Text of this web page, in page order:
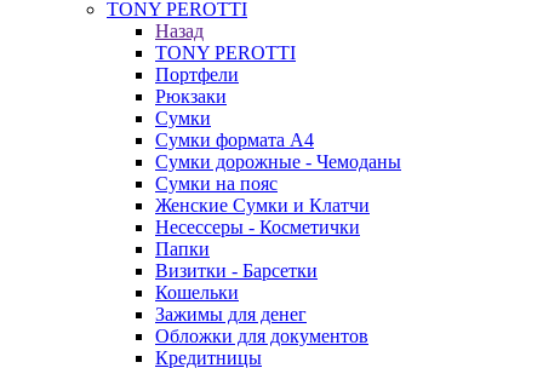
TONY PEROTTI
Назад
TONY PEROTTI
Портфели
Рюкзаки
Сумки
Сумки формата А4
Сумки дорожные - Чемоданы
Сумки на пояс
Женские Сумки и Клатчи
Несессеры - Косметички
Папки
Визитки - Барсетки
Кошельки
Зажимы для денег
Обложки для документов
Кредитницы